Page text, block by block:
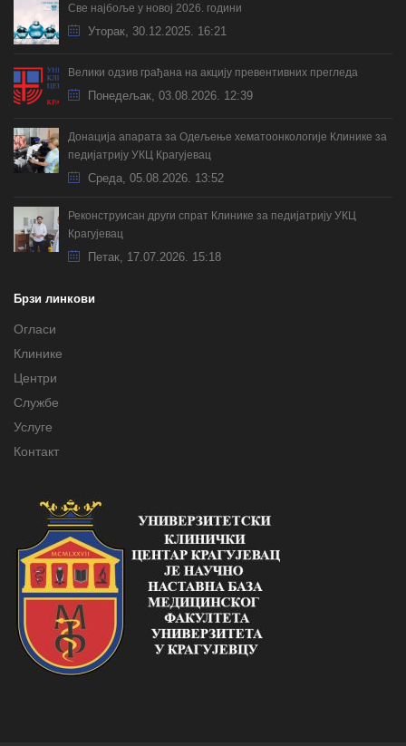
Све најбоље у новој 2026. години
Уторак, 30.12.2025. 16:21
Велики одзив грађана на акцију превентивних прегледа
Понедељак, 03.08.2026. 12:39
Донација апарата за Одељење хематоонкологије Клинике за
педијатрију УКЦ Крагујевац
Cреда, 05.08.2026. 13:52
Реконструисан други спрат Клинике за педијатрију УКЦ
Крагујевац
Петак, 17.07.2026. 15:18
Брзи линкови
Огласи
Клинике
Центри
Службе
Услуге
Контакт